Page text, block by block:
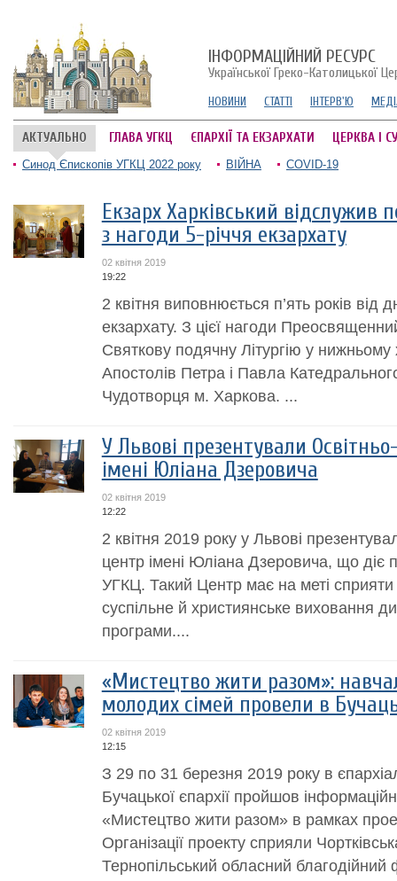
ІНФОРМАЦІЙНИЙ РЕСУРС
Української Греко-Католицької
НОВИНИ СТАТТІ ІНТЕРВ'Ю
АКТУАЛЬНО ГЛАВА УГКЦ ЄПАРХІЇ ТА ЕКЗАРХАТИ ЦЕРКВА І
Синод Єпископів УГКЦ 2022 року ВІЙНА COVID-19
Екзарх Харківський відслужив
з нагоди 5-річчя екзархату
02 квітня 2019
19:22
2 квітня виповнюється п’ять років від
екзархату. З цієї нагоди
Святкову подячну Літургію у
Апостолів Петра і Павла
Чудотворця м. Харкова. ...
У Львові презентували
імені Юліана Дзеровича
02 квітня 2019
12:22
2 квітня 2019 року у Львові
центр імені Юліана Дзеровича, що діє
УГКЦ. Такий Центр має на меті сприяти
суспільне й християнське виховання
програми....
«Мистецтво жити разом»:
молодих сімей провели в
02 квітня 2019
12:15
З 29 по 31 березня 2019 року в
Бучацької єпархії пройшов
«Мистецтво жити разом» в рамках
Організації проекту сприяли
Тернопільський обласний благодійний